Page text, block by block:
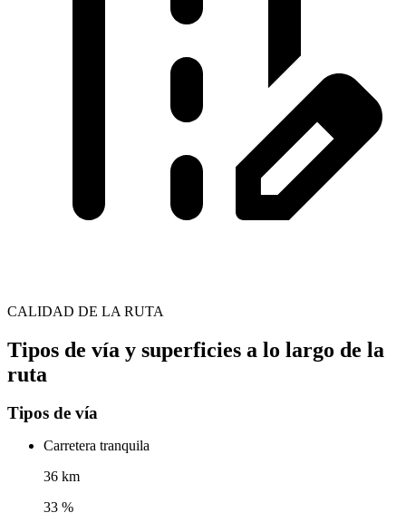
CALIDAD DE LA RUTA
Tipos de vía y superficies a lo largo de la
ruta
Tipos de vía
Carretera tranquila
36 km
33 %